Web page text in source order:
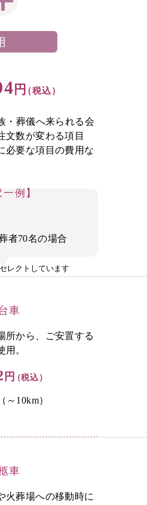
円（税込）
・葬儀へ来られる会
文数が変わる項目
必要な項目の費用な
一例
者70名の場合
レクトしています
車
所から、ご安置する
。
円（税込）
～10km）
車
火葬場への移動時に